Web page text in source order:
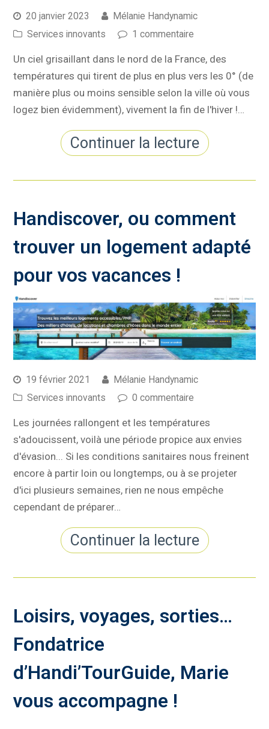
20 janvier 2023
Mélanie Handynamic
Services innovants
1 commentaire
Un ciel grisaillant dans le nord de la France, des
températures qui tirent de plus en plus vers les 0° (de
manière plus ou moins sensible selon la ville où vous
logez bien évidemment), vivement la fin de l'hiver !…
Continuer la lecture
Handiscover, ou comment
trouver un logement adapté
pour vos vacances !
19 février 2021
Mélanie Handynamic
Services innovants
0 commentaire
Les journées rallongent et les températures
s'adoucissent, voilà une période propice aux envies
d'évasion... Si les conditions sanitaires nous freinent
encore à partir loin ou longtemps, ou à se projeter
d'ici plusieurs semaines, rien ne nous empêche
cependant de préparer…
Continuer la lecture
Loisirs, voyages, sorties…
Fondatrice
d’Handi’TourGuide, Marie
vous accompagne !